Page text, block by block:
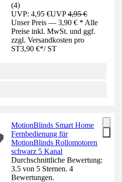
(4)
UVP: 4,95 €UVP4,95 €
Unser Preis — 3,90 € * Alle
Preise inkl. MwSt. und ggf.
zzgl. Versandkosten pro
ST3,90 €*/ ST
MotionBlinds Smart Home
Fernbedienung für
MotionBlinds Rollomotoren
schwarz 5 Kanal
Durchschnittliche Bewertung:
3.5 von 5 Sternen. 4
Bewertungen.